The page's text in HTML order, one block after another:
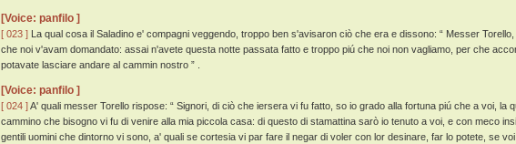
[Voice: panfilo ]
[ 023 ] La qual cosa il Saladino e' compagni veggendo, troppo ben s'avisaron ciò che era e dissono: “ Messer
che noi v'avam domandato: assai n'avete questa notte passata fatto e troppo piú che noi non vagliamo, per che
potavate lasciare andare al cammin nostro ” .
[Voice: panfilo ]
[ 024 ]A' quali messer Torello rispose: “ Signori, di ciò che iersera vi fu fatto, so io grado alla fortuna piú che a voi, la
cammino che bisogno vi fu di venire alla mia piccola casa: di questo di stamattina sarò io tenuto a voi, e con meco
gentili uomini che dintorno vi sono, a' quali se cortesia vi par fare il negar di voler con lor desinare, far lo potete, se voi